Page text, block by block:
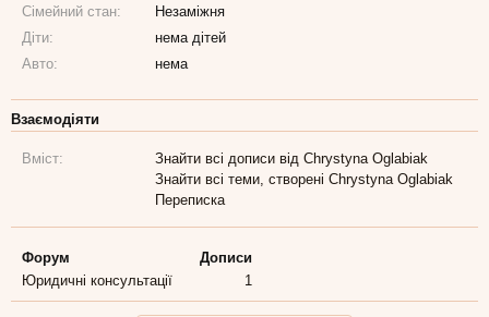
Сімейний стан:
Незаміжня
Діти:
нема дітей
Авто:
нема
Взаємодіяти
Вміст:
Знайти всі дописи від Chrystyna Oglabiak
Знайти всі теми, створені Chrystyna Oglabiak
Переписка
Форум
Дописи
Юридичні консультації
1